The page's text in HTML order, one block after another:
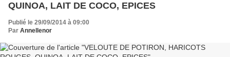
QUINOA, LAIT DE COCO, EPICES
Publié le 29/09/2014 à 09:00
Par Annellenor